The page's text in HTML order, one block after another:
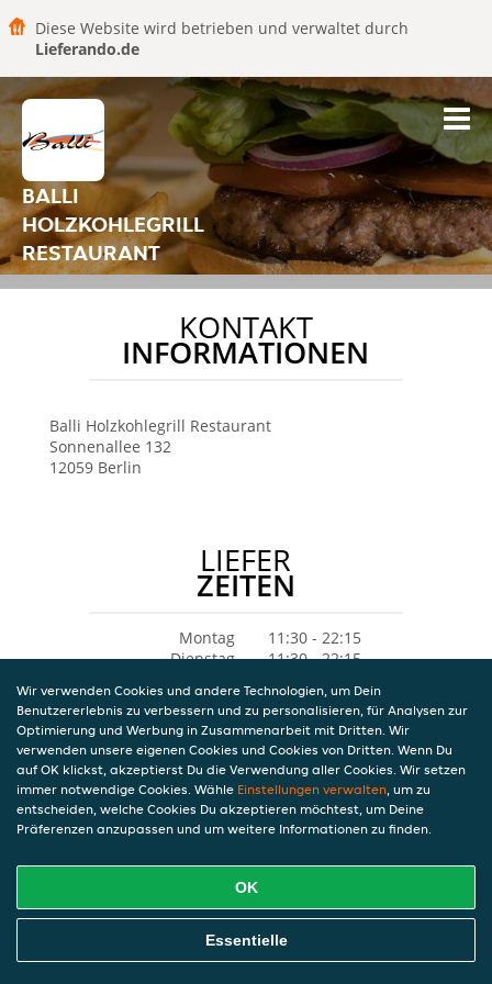
Diese Website wird betrieben und verwaltet durch
Lieferando.de
BALLI
HOLZKOHLEGRILL
RESTAURANT
KONTAKT
INFORMATIONEN
Balli Holzkohlegrill Restaurant
Sonnenallee 132
12059 Berlin
LIEFER
ZEITEN
Montag
11:30 - 22:15
Dienstag
11:30 - 22:15
Donnerstag
11:30 - 22:15
Freitag
11:30 - 22:15
Samstag
11:30 - 22:15
Sonntag
11:30 - 22:15
Wir verwenden Cookies und andere Technologien, um Dein
Benutzererlebnis zu verbessern und zu personalisieren, für Analysen zur
Optimierung und Werbung in Zusammenarbeit mit Dritten. Wir
verwenden unsere eigenen Cookies und Cookies von Dritten. Wenn Du
auf OK klickst, akzeptierst Du die Verwendung aller Cookies. Wir setzen
immer notwendige Cookies. Wähle Einstellungen verwalten, um zu
entscheiden, welche Cookies Du akzeptieren möchtest, um Deine
Präferenzen anzupassen und um weitere Informationen zu finden.
OK
Essentielle